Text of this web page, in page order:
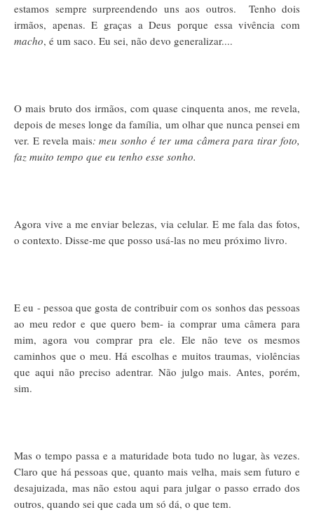
estamos sempre surpreendendo uns aos outros. Tenho dois
irmãos, apenas. E graças a Deus porque essa vivência com
macho, é um saco. Eu sei, não devo generalizar....
O mais bruto dos irmãos, com quase cinquenta anos, me revela,
depois de meses longe da família, um olhar que nunca pensei em
ver. E revela mais: meu sonho é ter uma câmera para tirar foto,
faz muito tempo que eu tenho esse sonho.
Agora vive a me enviar belezas, via celular. E me fala das fotos,
o contexto. Disse-me que posso usá-las no meu próximo livro.
E eu - pessoa que gosta de contribuir com os sonhos das pessoas
ao meu redor e que quero bem- ia comprar uma câmera para
mim, agora vou comprar pra ele. Ele não teve os mesmos
caminhos que o meu. Há escolhas e muitos traumas, violências
que aqui não preciso adentrar. Não julgo mais. Antes, porém,
sim.
Mas o tempo passa e a maturidade bota tudo no lugar, às vezes.
Claro que há pessoas que, quanto mais velha, mais sem futuro e
desajuizada, mas não estou aqui para julgar o passo errado dos
outros, quando sei que cada um só dá, o que tem.